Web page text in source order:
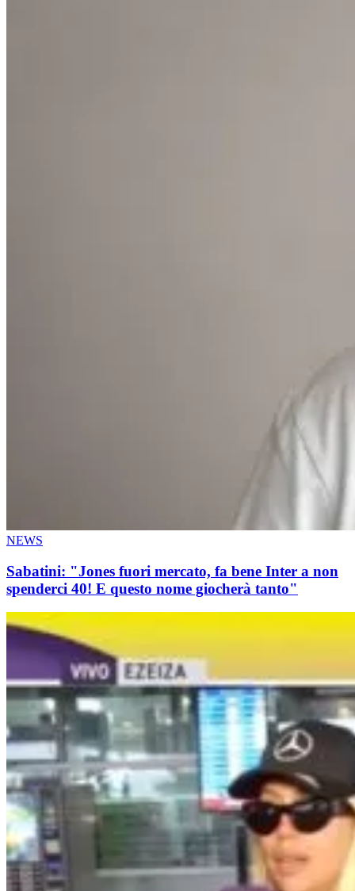
NEWS
Sabatini: "Jones fuori mercato, fa bene Inter a non
spenderci 40! E questo nome giocherà tanto"